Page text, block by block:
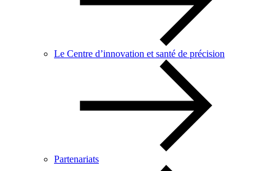
Le Centre d’innovation et santé de précision
Partenariats